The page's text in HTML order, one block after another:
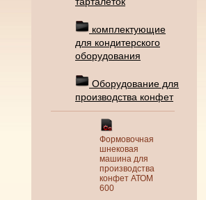
комплектующие
для кондитерского
оборудования
Оборудование для
производства конфет
Формовочная
шнековая
машина для
производства
конфет АТОМ
600